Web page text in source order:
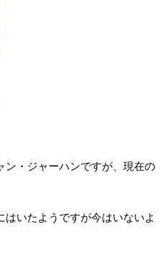
ン・ジャーハンですが、現在の
いたようですが今はいないよ